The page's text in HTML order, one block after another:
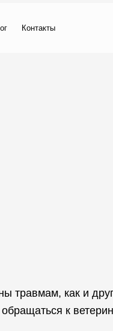
Контакты
травмам, как и
к